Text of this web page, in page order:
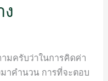
มครับว่าในการคิดค่า
มาคำนวน การที่จะตอบ